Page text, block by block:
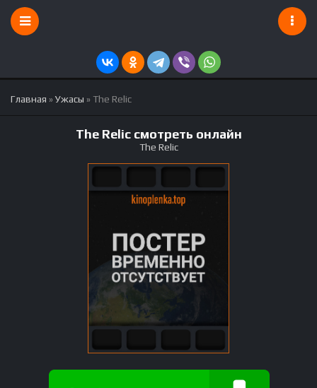
Главная »Ужасы » The Relic
The Relic смотреть онлайн
The Relic